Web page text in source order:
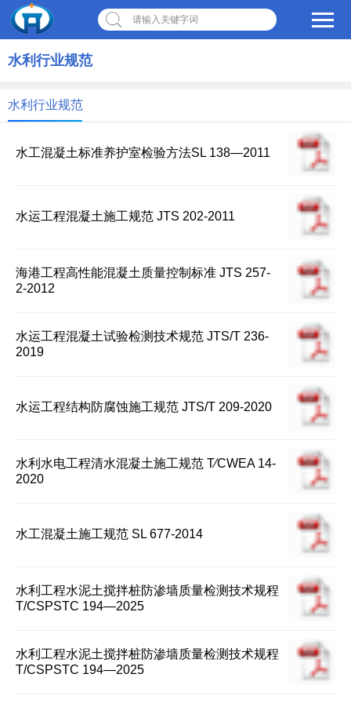
请输入关键字词
水利行业规范
水利行业规范
水工混凝土标准养护室检验方法SL 138—2011
水运工程混凝土施工规范 JTS 202-2011
海港工程高性能混凝土质量控制标准 JTS 257-
2-2012
水运工程混凝土试验检测技术规范 JTS/T 236-
2019
水运工程结构防腐蚀施工规范 JTS/T 209-2020
水利水电工程清水混凝土施工规范 T∕CWEA 14-
2020
水工混凝土施工规范 SL 677-2014
水利工程水泥土搅拌桩防渗墙质量检测技术规程
T/CSPSTC 194—2025
水利工程水泥土搅拌桩防渗墙质量检测技术规程
T/CSPSTC 194—2025